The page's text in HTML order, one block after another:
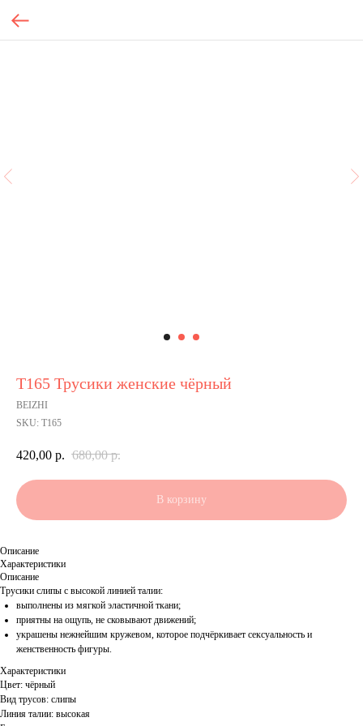
Т165 Трусики женские чёрный
BEIZHI
SKU: Т165
420,00 р. 680,00 р.
В корзину
Описание
Характеристики
Описание
Трусики слипы с высокой линией талии:
выполнены из мягкой эластичной ткани;
приятны на ощупь, не сковывают движений;
украшены нежнейшим кружевом, которое подчёркивает сексуальность и
женственность фигуры.
Характеристики
Цвет: чёрный
Вид трусов: слипы
Линия талии: высокая